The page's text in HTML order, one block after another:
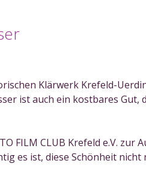
Klärwerk Krefeld-
ist auch ein kostbares Gut,
FILM CLUB Krefeld e.V. zur
es ist, diese Schönheit nicht